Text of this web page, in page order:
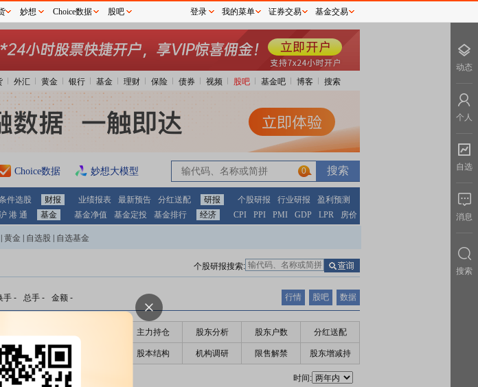
外汇 黄金 银行 基金 理财 保险 债券 视频 股吧 基金吧 博客 搜索
Choice数据 妙想大模型 0
件选股 财报 业绩报表 最新预告 分红送配 研报 个股研报 行业研报
盈利预测
港 通 基金 基金净值 基金定投 基金排行 经济 CPI PPI PMI GDP LPR 房价
黄金 自选股 自选基金
个股研报搜索:
手 - 总手 - 金额 - 行情 股吧 数据
主力持仓 股东分析 股东户数 分红送配
股东大会 股本结构 机构调研 限售解禁 股东增减持
时间:
利预测
妙想 Choice数据 股吧 登录 我的菜单 证券交易 基金交易
动态
个人
自选
消息
搜索